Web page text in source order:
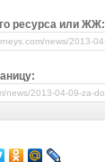
ресурса или ЖЖ: